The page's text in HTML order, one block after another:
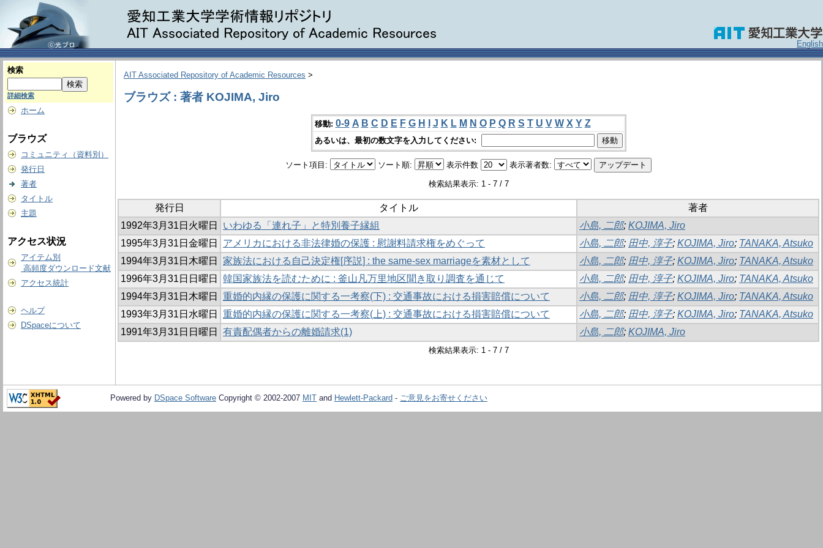
English
検索
詳細検索
ホーム
ブラウズ
コミュニティ（資料別）
発行日
著者
タイトル
主題
アクセス状況
アイテム別
高頻度ダウンロード文献
アクセス統計
ヘルプ
DSpaceについて
AIT Associated Repository of Academic Resources >
ブラウズ : 著者 KOJIMA, Jiro
移動: 0-9 A B C D E F G H J K L M N O P Q R S T U V W X Y Z
あるいは、最初の数文字を入力してください:
ソート項目: ソート順: 表示件数 表示著者数:
検索結果表示: 1 - 7 / 7
発行日 タイトル
著者
1992年3月31日火曜日
いわゆる「連れ子」と特別養子縁組 小島, 二郎; KOJIMA, Jiro
1995年3月31日金曜日
アメリカにおける非法律婚の保護 : 慰謝料請求権をめぐって 小島, 二郎; 田中, 淳子; KOJIMA, Jiro; TANAKA, Atsuko
1994年3月31日木曜日
家族法における自己決定権[序説] : the same-sex marriageを素材として 小島, 二郎; 田中, 淳子; KOJIMA, Jiro; TANAKA, Atsuko
1996年3月31日日曜日
韓国家族法を読むために : 釜山凡万里地区聞き取り調査を通じて 小島, 二郎; 田中, 淳子; KOJIMA, Jiro; TANAKA, Atsuko
1994年3月31日木曜日
重婚的内縁の保護に関する一考察(下) : 交通事故における損害賠償について 小島, 二郎; 田中, 淳子; KOJIMA, Jiro; TANAKA, Atsuko
1993年3月31日水曜日
重婚的内縁の保護に関する一考察(上) : 交通事故における損害賠償について 小島, 二郎; 田中, 淳子; KOJIMA, Jiro; TANAKA, Atsuko
1991年3月31日日曜日
有責配偶者からの離婚請求(1) 小島, 二郎; KOJIMA, Jiro
検索結果表示: 1 - 7 / 7
Powered by DSpace Software Copyright © 2002-2007 MIT and Hewlett-Packard - ご意見をお寄せください